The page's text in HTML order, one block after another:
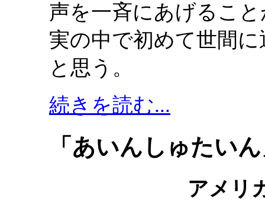
声を一斉にあげるこ
実の中で初めて世間
と思う。
続きを読む...
「あいんしゅたい
アメリ